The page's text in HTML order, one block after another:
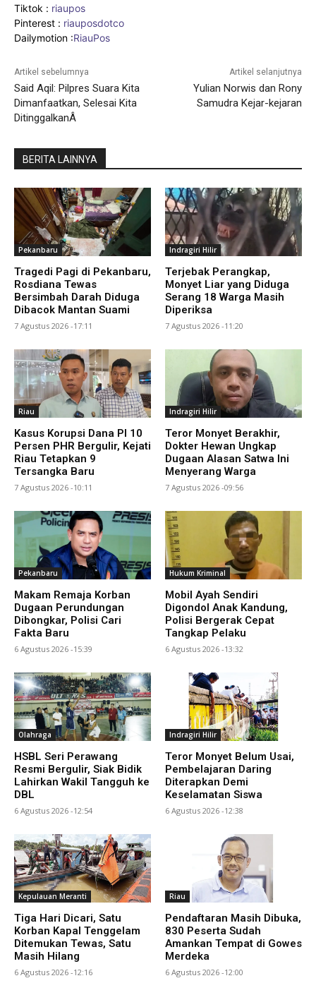
Tiktok : riaupos
Pinterest : riauposdotco
Dailymotion :RiauPos
Artikel sebelumnya
Said Aqil: Pilpres Suara Kita
Dimanfaatkan, Selesai Kita
DitinggalkanÂ
Artikel selanjutnya
Yulian Norwis dan Rony
Samudra Kejar-kejaran
BERITA LAINNYA
Pekanbaru
Tragedi Pagi di Pekanbaru,
Rosdiana Tewas
Bersimbah Darah Diduga
Dibacok Mantan Suami
7 Agustus 2026 -17:11
Indragiri Hilir
Terjebak Perangkap,
Monyet Liar yang Diduga
Serang 18 Warga Masih
Diperiksa
7 Agustus 2026 -11:20
Riau
Kasus Korupsi Dana PI 10
Persen PHR Bergulir, Kejati
Riau Tetapkan 9
Tersangka Baru
7 Agustus 2026 -10:11
Indragiri Hilir
Teror Monyet Berakhir,
Dokter Hewan Ungkap
Dugaan Alasan Satwa Ini
Menyerang Warga
7 Agustus 2026 -09:56
Pekanbaru
Makam Remaja Korban
Dugaan Perundungan
Dibongkar, Polisi Cari
Fakta Baru
6 Agustus 2026 -15:39
Hukum Kriminal
Mobil Ayah Sendiri
Digondol Anak Kandung,
Polisi Bergerak Cepat
Tangkap Pelaku
6 Agustus 2026 -13:32
Olahraga
HSBL Seri Perawang
Resmi Bergulir, Siak Bidik
Lahirkan Wakil Tangguh ke
DBL
6 Agustus 2026 -12:54
Indragiri Hilir
Teror Monyet Belum Usai,
Pembelajaran Daring
Diterapkan Demi
Keselamatan Siswa
6 Agustus 2026 -12:38
Kepulauan Meranti
Tiga Hari Dicari, Satu
Korban Kapal Tenggelam
Ditemukan Tewas, Satu
Masih Hilang
6 Agustus 2026 -12:16
Riau
Pendaftaran Masih Dibuka,
830 Peserta Sudah
Amankan Tempat di Gowes
Merdeka
6 Agustus 2026 -12:00